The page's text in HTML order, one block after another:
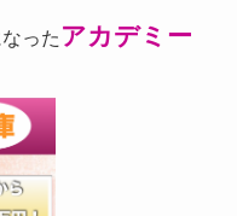
った アカデミー